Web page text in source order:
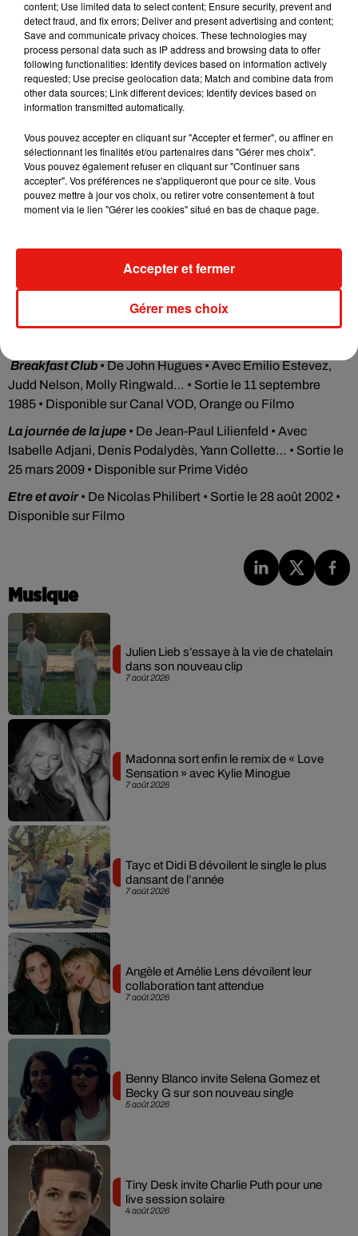
Et enfin, pour reprendre foi en l’école et ses professeurs, le
documentaireEtre et avoirde Nicolas Philibert suit sur une
année, une classe unique dans un village... Impossible de ne
pas craquer devant la bouille et la curiosité des enfants.
Emouvant et solaire. Il est disponible sur la plateforme Filmo.
Cet élément est masqué compte-tenu du refus du
dépôt de cookies que vous avez exprimé. Si vous
souhaitez l'afficher, merci de nous donner votre accord
en cliquant sur le bouton ci-dessous.
Afficher l'élément
Le Cercle des poètes disparus
Breakfast Club • De John Hugues • Avec Emilio Estevez,
Judd Nelson, Molly Ringwald… • Sortie le 11 septembre
1985 • Disponible sur Canal VOD, Orange ou Filmo
La journée de la jupe • De Jean-Paul Lilienfeld • Avec
Isabelle Adjani, Denis Podalydès, Yann Collette… • Sortie le
25 mars 2009 • Disponible sur Prime Vidéo
Etre et avoir• De Nicolas Philibert • Sortie le 28 août 2002 •
Disponible sur Filmo
Musique
7 août 2026
Julien Lieb s’essaye à la vie de chatelain
dans son nouveau clip
7 août 2026
Madonna sort enfin le remix de « Love
Sensation » avec Kylie Minogue
7 août 2026
Tayc et Didi B dévoilent le single le plus
dansant de l’année
7 août 2026
Angèle et Amélie Lens dévoilent leur
collaboration tant attendue
5 août 2026
Benny Blanco invite Selena Gomez et
Becky G sur son nouveau single
4 août 2026
Tiny Desk invite Charlie Puth pour une
live session solaire
content; Use limited data to select content; Ensure security, prevent and
detect fraud, and fix errors; Deliver and present advertising and content;
Save and communicate privacy choices. These technologies may
process personal data such as IP address and browsing data to offer
following functionalities: Identify devices based on information actively
requested; Use precise geolocation data; Match and combine data from
other data sources; Link different devices; Identify devices based on
information transmitted automatically.
Vous pouvez accepter en cliquant sur "Accepter et fermer", ou affiner en
sélectionnant les finalités et/ou partenaires dans "Gérer mes choix".
Vous pouvez également refuser en cliquant sur "Continuer sans
accepter". Vos préférences ne s'appliqueront que pour ce site. Vous
pouvez mettre à jour vos choix, ou retirer votre consentement à tout
moment via le lien "Gérer les cookies" situé en bas de chaque page.
Gérer mes choix
Accepter et fermer